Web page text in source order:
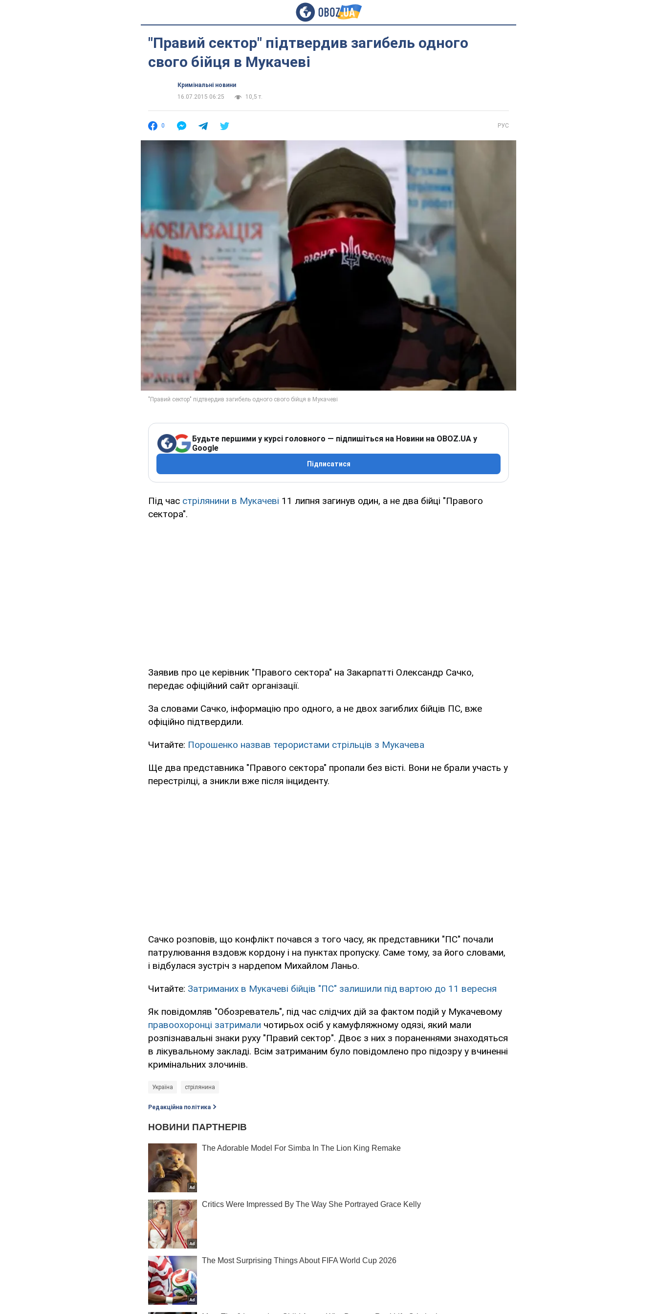
"Правий сектор" підтвердив загибель одного
свого бійця в Мукачеві
Кримінальні новини
16.07.2015 06:25
10,5 т.
0 РУС
Будьте першими у курсі головного — підпишіться на Новини на OBOZ.UA у
Google
Підписатися
Під час стрілянини в Мукачеві 11 липня загинув один, а не два бійці "Правого
сектора".
Заявив про це керівник "Правого сектора" на Закарпатті Олександр Сачко,
передає офіційний сайт організації.
За словами Сачко, інформацію про одного, а не двох загиблих бійців ПС, вже
офіційно підтвердили.
Читайте: Порошенко назвав терористами стрільців з Мукачева
Ще два представника "Правого сектора" пропали без вісті. Вони не брали участь у
перестрілці, а зникли вже після інциденту.
Сачко розповів, що конфлікт почався з того часу, як представники "ПС" почали
патрулювання вздовж кордону і на пунктах пропуску. Саме тому, за його словами,
і відбулася зустріч з нардепом Михайлом Ланьо.
Читайте: Затриманих в Мукачеві бійців "ПС" залишили під вартою до 11 вересня
Як повідомляв "Обозреватель", під час слідчих дій за фактом подій у Мукачевому
правоохоронці затримали чотирьох осіб у камуфляжному одязі, який мали
розпізнавальні знаки руху "Правий сектор". Двоє з них з пораненнями знаходяться
в лікувальному закладі. Всім затриманим було повідомлено про підозру у вчиненні
кримінальних злочинів.
Україна стрілянина
Редакційна політика